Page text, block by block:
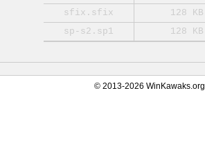
sfix.sfix
128 KB
sp-s2.sp1
128 KB
© 2013-2026